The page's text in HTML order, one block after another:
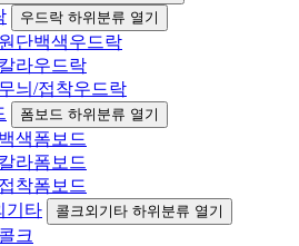
우드락 하위분류 열기
단백색우드락
라우드락
늬/접착우드락
폼보드 하위분류 열기
색폼보드
라폼보드
착폼보드
기타
콜크외기타 하위분류 열기
크